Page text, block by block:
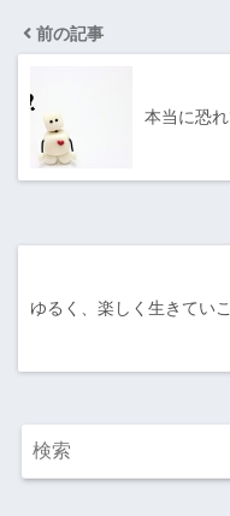
前の記事
本当に恐
ゆるく、楽しく生きてい